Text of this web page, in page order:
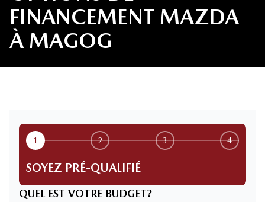
FINANCEMENT MAZDA
À MAGOG
1 2 3 4
SOYEZ PRÉ-QUALIFIÉ
QUEL EST VOTRE BUDGET?